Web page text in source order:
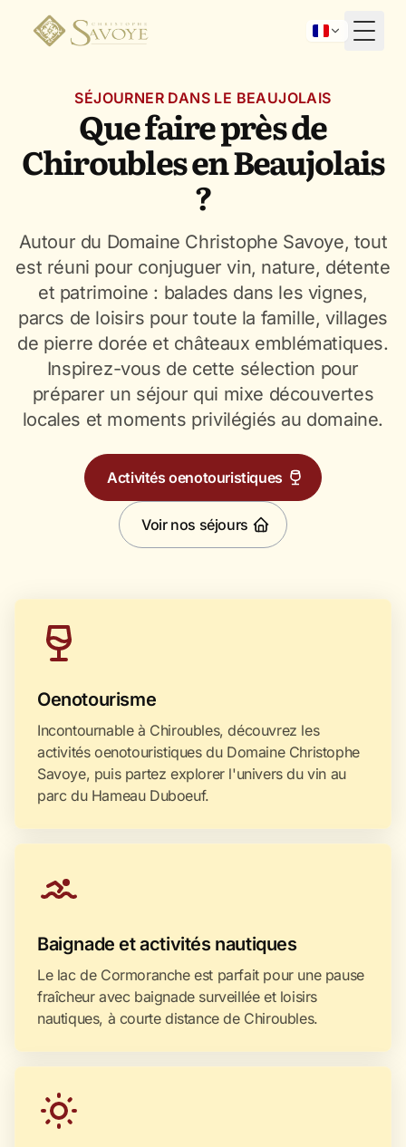
SÉJOURNER DANS LE BEAUJOLAIS
Que faire près de
Chiroubles en Beaujolais
?
Autour du Domaine Christophe Savoye, tout
est réuni pour conjuguer vin, nature, détente
et patrimoine : balades dans les vignes,
parcs de loisirs pour toute la famille, villages
de pierre dorée et châteaux emblématiques.
Inspirez-vous de cette sélection pour
préparer un séjour qui mixe découvertes
locales et moments privilégiés au domaine.
Activités oenotouristiques
Voir nos séjours
Oenotourisme
Incontournable à Chiroubles, découvrez les
activités oenotouristiques du Domaine Christophe
Savoye, puis partez explorer l'univers du vin au
parc du Hameau Duboeuf.
Baignade et activités nautiques
Le lac de Cormoranche est parfait pour une pause
fraîcheur avec baignade surveillée et loisirs
nautiques, à courte distance de Chiroubles.